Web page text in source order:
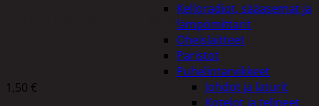
Kelloradiot, sääasemat ja
lämpömittarit
Oheislaitteet
Paristot
Puhelintarvikkeet
Johdot ja laturit
Kotelot ja telineet
MITTALUSIKKA SETTI 4KPL
1,50 €